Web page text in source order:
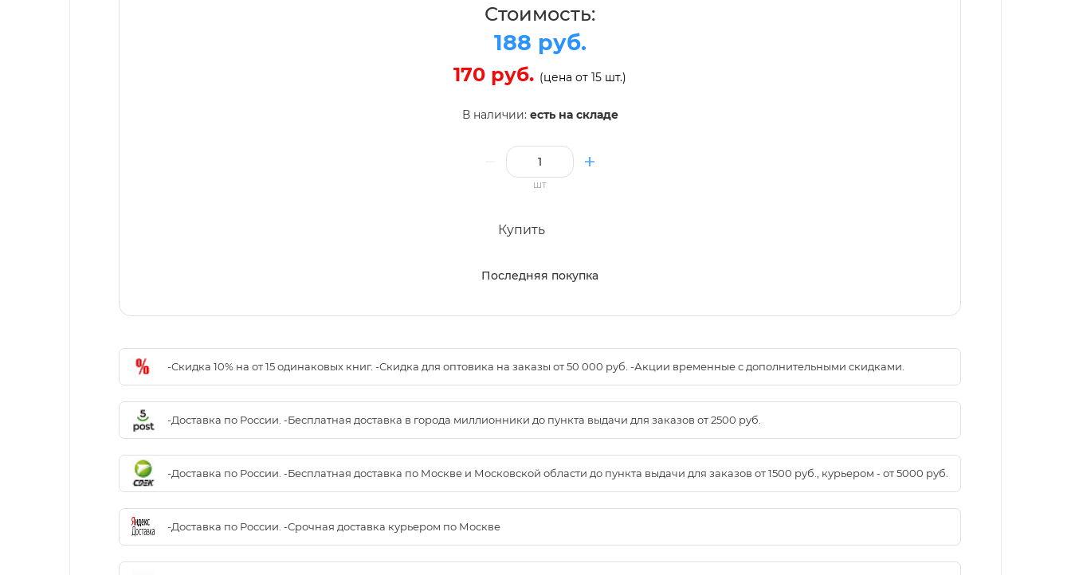
Стоимость:
188 руб.
170 руб. (цена от 15 шт.)
В наличии: есть на складе
шт
Купить
Последняя покупка
-Скидка 10% на от 15 одинаковых книг. -Скидка для оптовика на заказы от 50 000 руб. -Акции временные с дополнительными скидками.
-Доставка по России. -Бесплатная доставка в города миллионники до пункта выдачи для заказов от 2500 руб.
-Доставка по России. -Бесплатная доставка по Москве и Московской области до пункта выдачи для заказов от 1500 руб., курьером - от 5000 руб.
-Доставка по России. -Срочная доставка курьером по Москве